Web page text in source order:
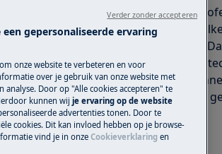
Dankzij onze betrouwbare en
kun je erop vertrouwen dat wij
mogelijke zorgkwaliteit leveren.
aan jou. We hebben vakkundige
het hele land snel van dienst
reparaties maken we uitsluitend
originele Electrolux onderdelen.
gepersonaliseerde ervaring
onze website te verbeteren en voor
over je gebruik van onze website met
Door op "Alle cookies accepteren" te
kunnen wij je ervaring op de website
advertenties tonen. Door te
cookies. Dit kan invloed hebben op je browse-
vind je in onze Cookieverklaring en
Verder zonder accepteren